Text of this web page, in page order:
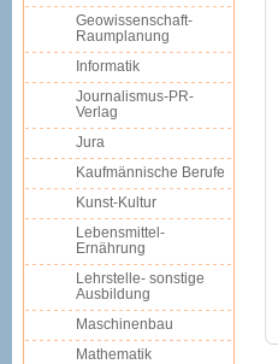
Geowissenschaft-
Raumplanung
Informatik
Journalismus-PR-
Verlag
Jura
Kaufmännische Berufe
Kunst-Kultur
Lebensmittel-
Ernährung
Lehrstelle- sonstige
Ausbildung
Maschinenbau
Mathematik